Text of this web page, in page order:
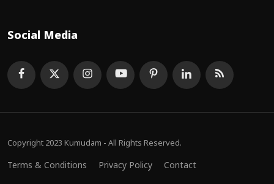
Social Media
Copyright 2023 Kumudam - All Rights Reserved.
Terms & Conditions Privacy Policy Contact